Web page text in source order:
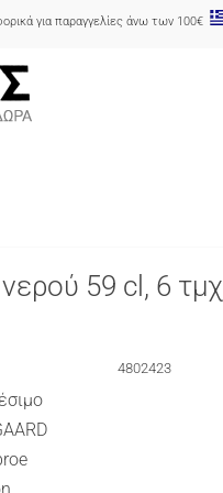
για παραγγελίες άνω των 100€
59 cl, 6 τμχ
4802423